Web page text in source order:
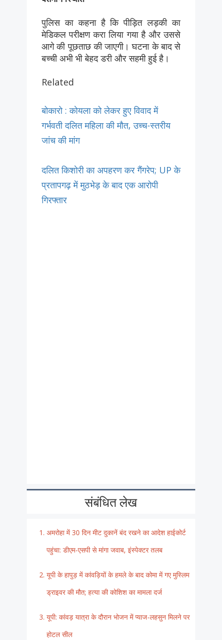
पुलिस का कहना है कि पीड़ित लड़की का
मेडिकल परीक्षण करा लिया गया है और उससे
आगे की पूछताछ की जाएगी। घटना के बाद से
बच्ची अभी भी बेहद डरी और सहमी हुई है।
Related
बोकारो : कोयला को लेकर हुए विवाद में
गर्भवती दलित महिला की मौत, उच्च-स्तरीय
जांच की मांग
दलित किशोरी का अपहरण कर गैंगरेप; UP के
प्रतापगढ़ में मुठभेड़ के बाद एक आरोपी
गिरफ्तार
संबंधित लेख
अमरोहा में 30 दिन मीट दुकानें बंद रखने का आदेश हाईकोर्ट
पहुंचा: डीएम-एसपी से मांगा जवाब, इंस्पेक्टर तलब
यूपी के हापुड़ में कांवड़ियों के हमले के बाद कोमा में गए मुस्लिम
ड्राइवर की मौत; हत्या की कोशिश का मामला दर्ज
यूपी: कांवड़ यात्रा के दौरान भोजन में प्याज-लहसुन मिलने पर
होटल सील